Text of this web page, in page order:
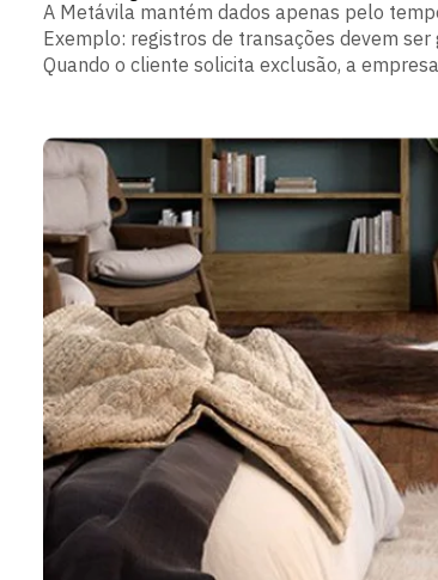
A Metávila mantém dados apenas pelo
Exemplo: registros de transações devem
Quando o cliente solicita exclusão, a